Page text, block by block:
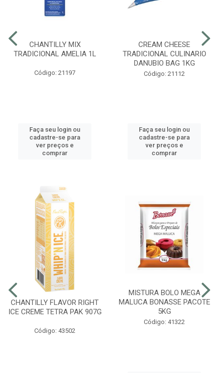
CHANTILLY MIX
TRADICIONAL AMELIA 1L
Código: 21197
Faça seu login ou
cadastre-se para
ver preços e
comprar
CREAM CHEESE
TRADICIONAL CULINARIO
DANUBIO BAG 1KG
Código: 21112
Faça seu login ou
cadastre-se para
ver preços e
comprar
CHANTILLY FLAVOR RIGHT
ICE CREME TETRA PAK 907G
Código: 43502
MISTURA BOLO MEGA
MALUCA BONASSE PACOTE
5KG
Código: 41322